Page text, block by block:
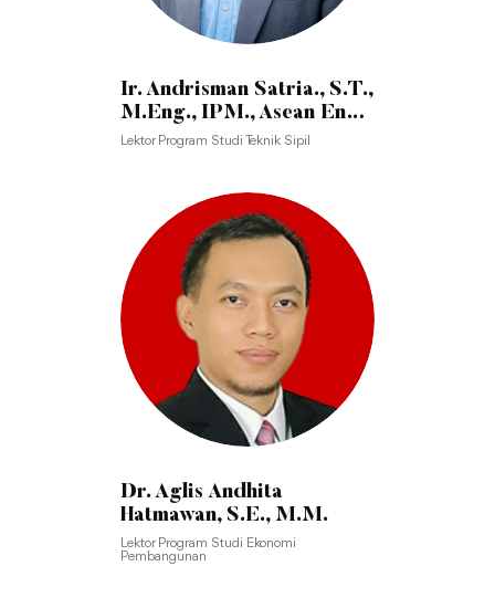
Ir. Andrisman Satria., S.T.,
M.Eng., IPM., Asean Eng.,
Apec Eng.
Lektor Program Studi Teknik Sipil
Dr. Aglis Andhita
Hatmawan, S.E., M.M.
Lektor Program Studi Ekonomi
Pembangunan